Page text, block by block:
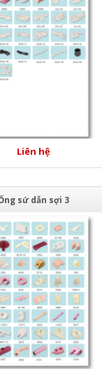
Liên hệ
sứ dẫn sợi 3